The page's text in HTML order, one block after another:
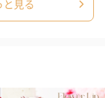
見る